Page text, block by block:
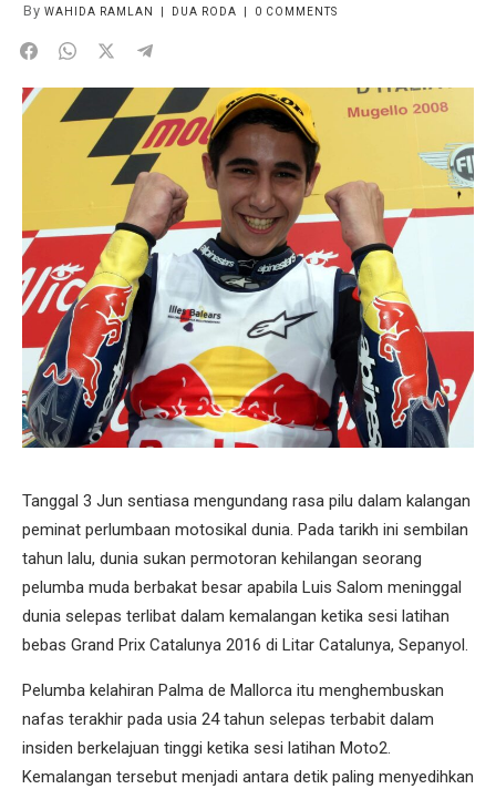
By WAHIDA RAMLAN DUA RODA 0 COMMENTS
Tanggal 3 Jun sentiasa mengundang rasa pilu dalam kalangan
peminat perlumbaan motosikal dunia. Pada tarikh ini sembilan
tahun lalu, dunia sukan permotoran kehilangan seorang
pelumba muda berbakat besar apabila Luis Salom meninggal
dunia selepas terlibat dalam kemalangan ketika sesi latihan
bebas Grand Prix Catalunya 2016 di Litar Catalunya, Sepanyol.
Pelumba kelahiran Palma de Mallorca itu menghembuskan
nafas terakhir pada usia 24 tahun selepas terbabit dalam
insiden berkelajuan tinggi ketika sesi latihan Moto2.
Kemalangan tersebut menjadi antara detik paling menyedihkan